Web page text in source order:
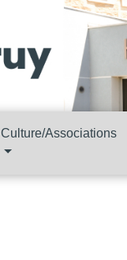
Culture/Associations